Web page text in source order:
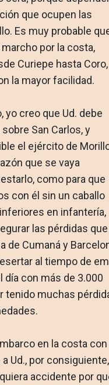
que ocupen las
Es muy probable
por la costa,
Curiepe hasta Coro,
la mayor facilidad.
yo creo que Ud. debe
San Carlos, y
el ejército de
que se vaya
como para que
con él sin un caballo
en infantería,
las pérdidas que
de Cumaná y
al tiempo de
día con más de 3.000
tenido muchas
en la costa con
Ud., por consiguiente,
accidente por